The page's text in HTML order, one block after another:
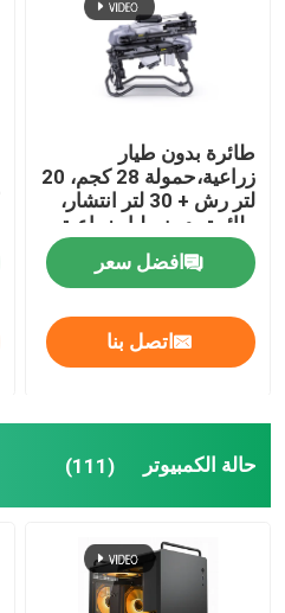
طائرة بدون طيار
زراعية،حمولة 28 كجم، 20
لتر رش + 30 لتر انتشار،
طائرة بدون طيار زراعية
مزدوجة الوضع
افضل سعر
اتصل بنا
حالة الكمبيوتر (111)